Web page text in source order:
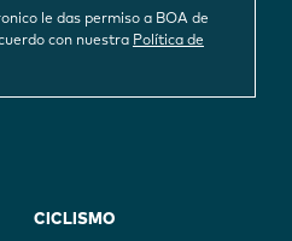
le das permiso a BOA de
con nuestra Política de
CICLISMO